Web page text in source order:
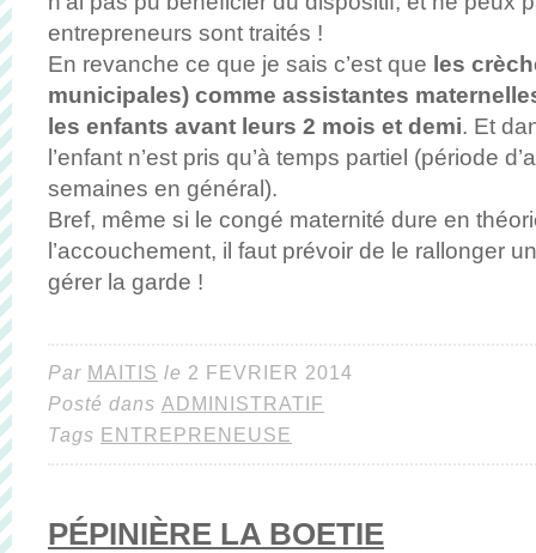
entrepreneurs sont traités !
En revanche ce que je sais c’est que les
municipales) comme assistantes
les enfants avant leurs 2 mois et demi. Et
l’enfant n’est pris qu’à temps partiel (période
semaines en général).
Bref, même si le congé maternité dure en
l’accouchement, il faut prévoir de le rallonger
gérer la garde !
Par MAITIS le 2 FEVRIER 2014
Posté dans ADMINISTRATIF
Tags ENTREPRENEUSE
PÉPINIÈRE LA BOETIE